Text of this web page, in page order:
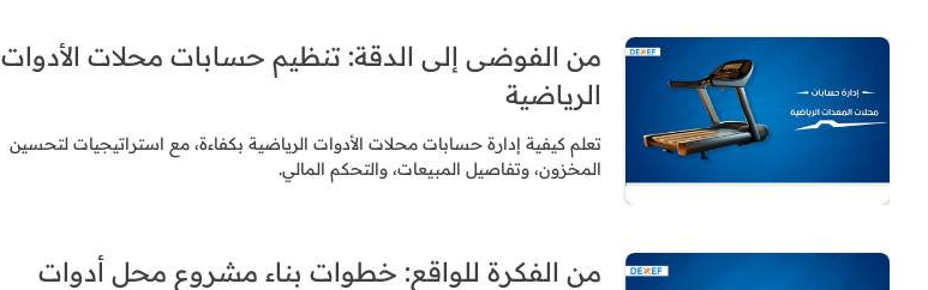
من الفوضى إلى الدقة: تنظيم حسابات محلات الأدوات
الرياضية
تعلم كيفية إدارة حسابات محلات الأدوات الرياضية بكفاءة، مع استراتيجيات لتحسين
المخزون، وتفاصيل المبيعات، والتحكم المالي.
من الفكرة للواقع: خطوات بناء مشروع محل أدوات